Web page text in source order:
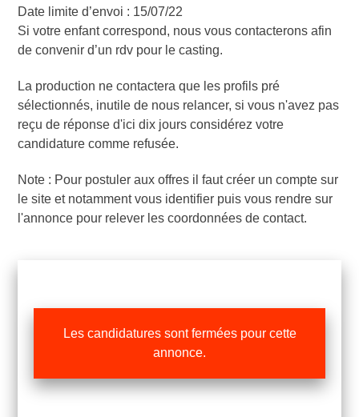
Date limite d’envoi : 15/07/22
Si votre enfant correspond, nous vous contacterons afin
de convenir d’un rdv pour le casting.
La production ne contactera que les profils pré
sélectionnés, inutile de nous relancer, si vous n'avez pas
reçu de réponse d'ici dix jours considérez votre
candidature comme refusée.
Note : Pour postuler aux offres il faut créer un compte sur
le site et notamment vous identifier puis vous rendre sur
l'annonce pour relever les coordonnées de contact.
Les candidatures sont fermées pour cette
annonce.